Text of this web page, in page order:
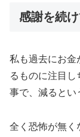
感謝を続
私も過去にお金
るものに注目し
事で、減るとい
全く恐怖が無く